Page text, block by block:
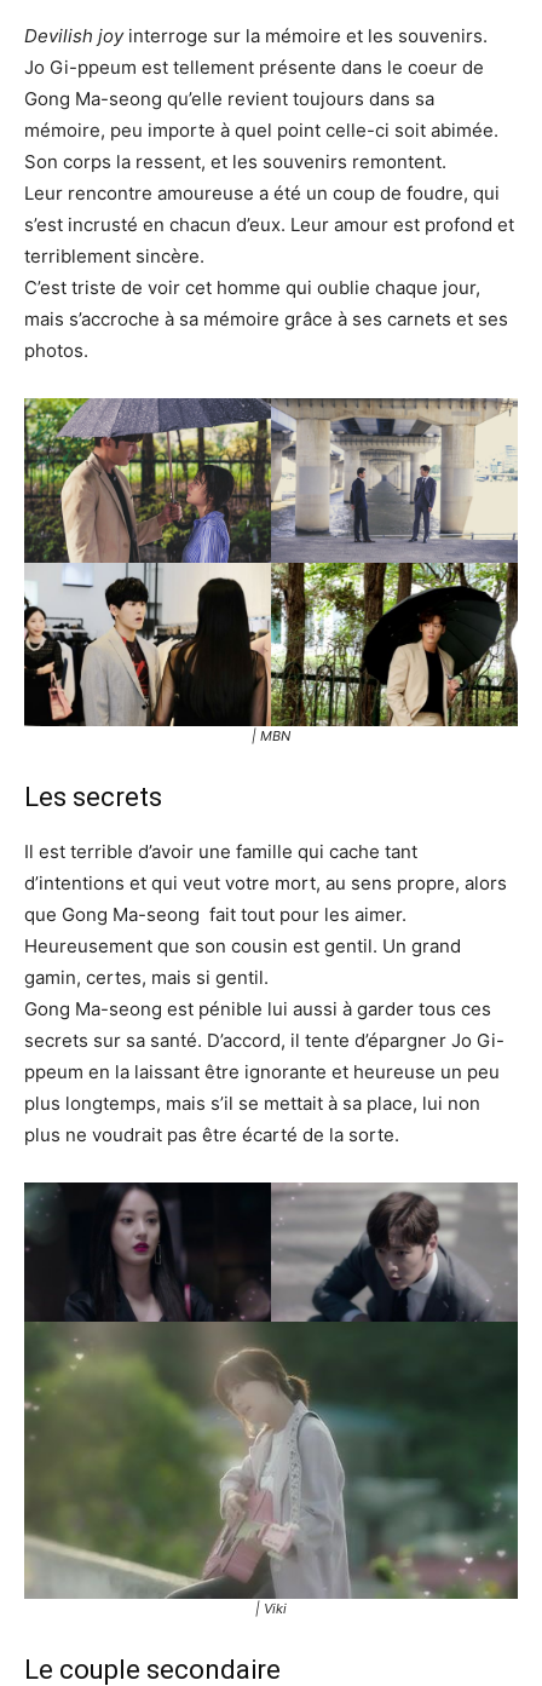
Devilish joyinterroge sur la mémoire et les souvenirs.
Jo Gi-ppeum est tellement présente dans le coeur de
Gong Ma-seong qu’elle revient toujours dans sa
mémoire, peu importe à quel point celle-ci soit abimée.
Son corps la ressent, et les souvenirs remontent.
Leur rencontre amoureuse a été un coup de foudre, qui
s’est incrusté en chacun d’eux. Leur amour est profond et
terriblement sincère.
C’est triste de voir cet homme qui oublie chaque jour,
mais s’accroche à sa mémoire grâce à ses carnets et ses
photos.
| MBN
Les secrets
Il est terrible d’avoir une famille qui cache tant
d’intentions et qui veut votre mort, au sens propre, alors
que Gong Ma-seong fait tout pour les aimer.
Heureusement que son cousin est gentil. Un grand
gamin, certes, mais si gentil.
Gong Ma-seong est pénible lui aussi à garder tous ces
secrets sur sa santé. D’accord, il tente d’épargner Jo Gi-
ppeum en la laissant être ignorante et heureuse un peu
plus longtemps, mais s’il se mettait à sa place, lui non
plus ne voudrait pas être écarté de la sorte.
| Viki
Le couple secondaire